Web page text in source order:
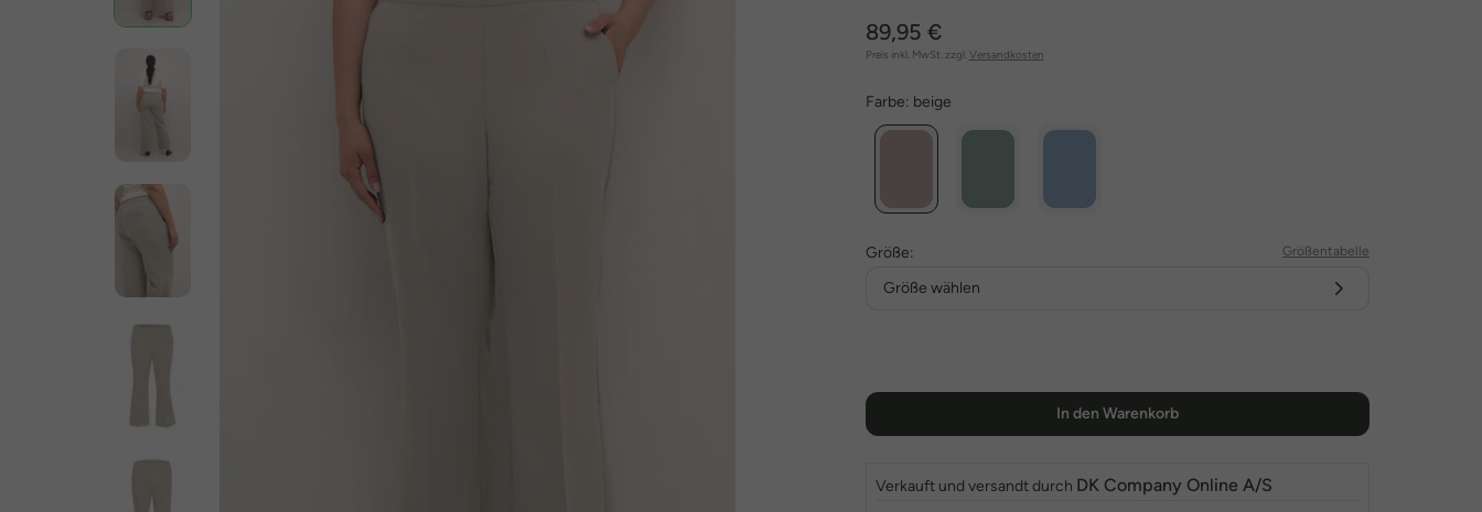
89,95 €
Preis inkl. MwSt. zzgl. Versandkosten
Farbe: beige
Größe: Größentabelle
Größe wählen
In den Warenkorb
Verkauft und versandt durch DK Company Online A/S